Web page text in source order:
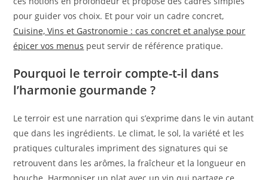
pour guider vos choix. Et pour voir un cadre concret,
Cuisine, Vins et Gastronomie : cas concret et analyse pour
épicer vos menus peut servir de référence pratique.
Pourquoi le terroir compte-t-il dans
l’harmonie gourmande ?
Le terroir est une narration qui s’exprime dans le vin autant
que dans les ingrédients. Le climat, le sol, la variété et les
pratiques culturales impriment des signatures qui se
retrouvent dans les arômes, la fraîcheur et la longueur en